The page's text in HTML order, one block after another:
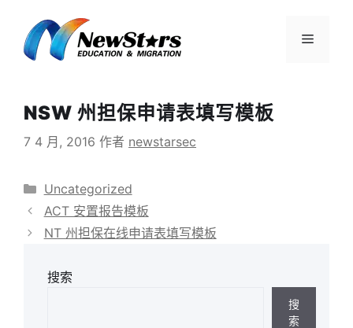
菜
NSW 州担保申请表填写模板
7 4 月, 2016 作者 newstarsec
分
类
Uncategorized
ACT 安置报告模板
NT 州担保在线申请表填写模板
搜索
搜
索